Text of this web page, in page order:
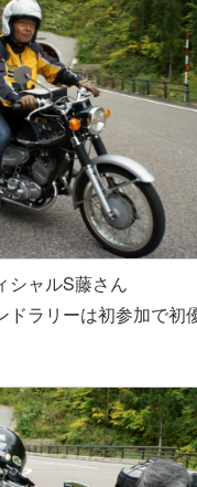
シャルS藤さん
ドラリーは初参加で初